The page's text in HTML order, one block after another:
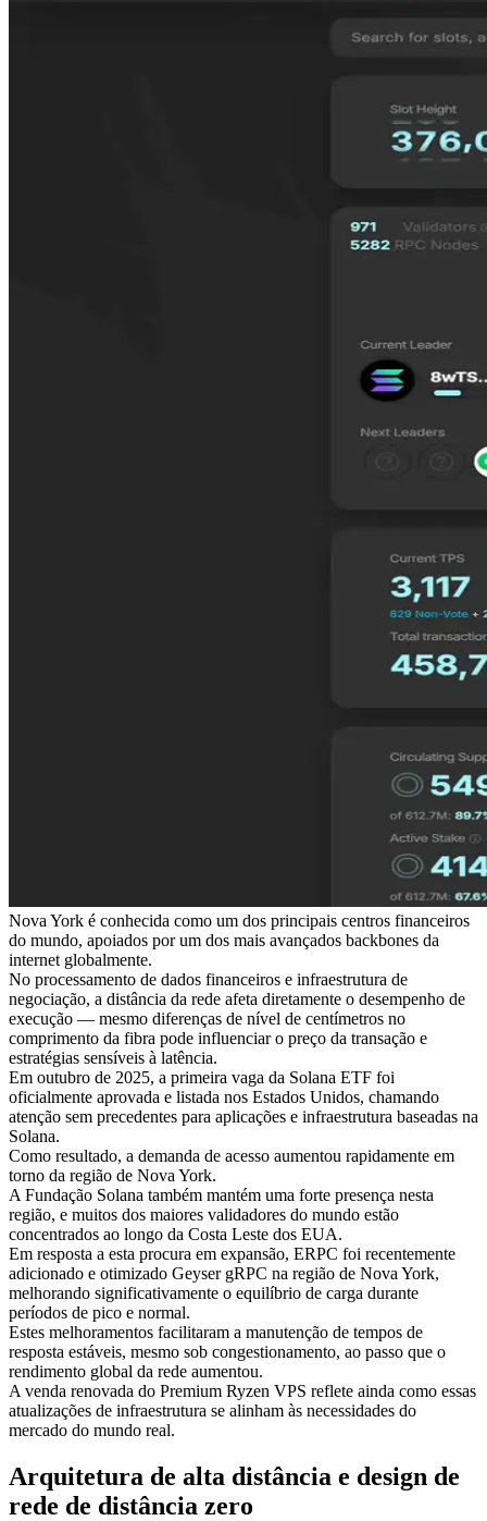
Nova York é conhecida como um dos principais centros financeiros
do mundo, apoiados por um dos mais avançados backbones da
internet globalmente.
No processamento de dados financeiros e infraestrutura de
negociação, a distância da rede afeta diretamente o desempenho de
execução — mesmo diferenças de nível de centímetros no
comprimento da fibra pode influenciar o preço da transação e
estratégias sensíveis à latência.
Em outubro de 2025, a primeira vaga da Solana ETF foi
oficialmente aprovada e listada nos Estados Unidos, chamando
atenção sem precedentes para aplicações e infraestrutura baseadas na
Solana.
Como resultado, a demanda de acesso aumentou rapidamente em
torno da região de Nova York.
A Fundação Solana também mantém uma forte presença nesta
região, e muitos dos maiores validadores do mundo estão
concentrados ao longo da Costa Leste dos EUA.
Em resposta a esta procura em expansão, ERPC foi recentemente
adicionado e otimizado Geyser gRPC na região de Nova York,
melhorando significativamente o equilíbrio de carga durante
períodos de pico e normal.
Estes melhoramentos facilitaram a manutenção de tempos de
resposta estáveis, mesmo sob congestionamento, ao passo que o
rendimento global da rede aumentou.
A venda renovada do Premium Ryzen VPS reflete ainda como essas
atualizações de infraestrutura se alinham às necessidades do
mercado do mundo real.
Arquitetura de alta distância e design de
rede de distância zero